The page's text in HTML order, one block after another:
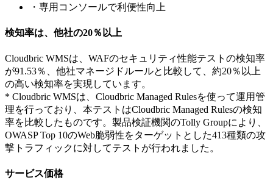
・専用コンソールで利便性向上
検知率は、他社の20％以上
Cloudbric WMSは、WAFのセキュリティ性能テストの検知率
が91.53％、他社マネージドルールと比較して、約20％以上
の高い検知率を実現しています。
* Cloudbric WMSは、Cloudbric Managed Rulesを使って運用管
理を行っており、本テストはCloudbric Managed Rulesの検知
率を比較したものです。製品検証機関のTolly Groupにより、
OWASP Top 10のWeb脆弱性をターゲットとした413種類の攻
撃トラフィックに対してテストが行われました。
サービス価格